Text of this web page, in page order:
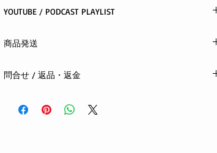
アイノウタ/ 大塚まさじ
コンプリート・スタジオ・セッションズ
/ ホン・ヨンウ
X(twitter)
instagram
YOUTUBE / PODCAST PLAYLIST
PLAYLIST
商品発送
全国一律 300円
お支払方法：先払い(代金引替不可)
問合せ / 返品・返金
する商品の欠陥や不良、また誤った商品が配送された場